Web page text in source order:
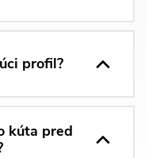
profil?
kúta pred